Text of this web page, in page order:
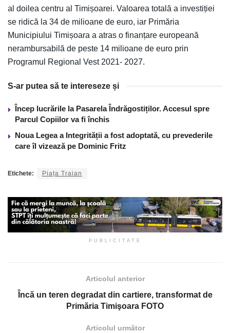
al doilea centru al Timișoarei. Valoarea totală a investiției
se ridică la 34 de milioane de euro, iar Primăria
Municipiului Timișoara a atras o finanțare europeană
nerambursabilă de peste 14 milioane de euro prin
Programul Regional Vest 2021- 2027.
S-ar putea să te intereseze și
Încep lucrările la Pasarela Îndrăgostiților. Accesul spre
Parcul Copiilor va fi închis
Noua Legea a Integrității a fost adoptată, cu prevederile
care îl vizează pe Dominic Fritz
Etichete: Piața Traian
PUBLICITATE
Articolul anterior
Încă un teren degradat din cartiere, transformat de
Primăria Timişoara FOTO
Articolul următor